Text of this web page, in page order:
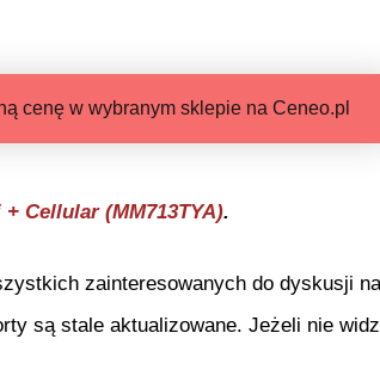
cenę w wybranym sklepie na Ceneo.pl
Cellular (MM713TYA).
zainteresowanych do dyskusji
są stale aktualizowane. Jeżeli nie